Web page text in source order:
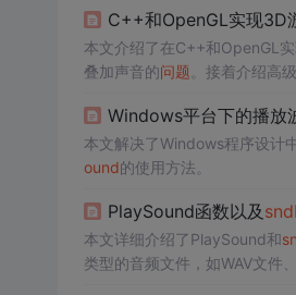
C++和OpenGL实现
本文介绍了在C++和OpenGL
叠加声音的问题 。接着介绍高
Windows平台下的播放
本文解决了Windows程序设计
ound的使用方法。
PlaySound函数以及
本文详细介绍了PlaySound和
类型的音频文件，如WAV文件